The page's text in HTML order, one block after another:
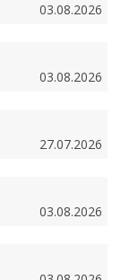
03.08.2026
03.08.2026
27.07.2026
03.08.2026